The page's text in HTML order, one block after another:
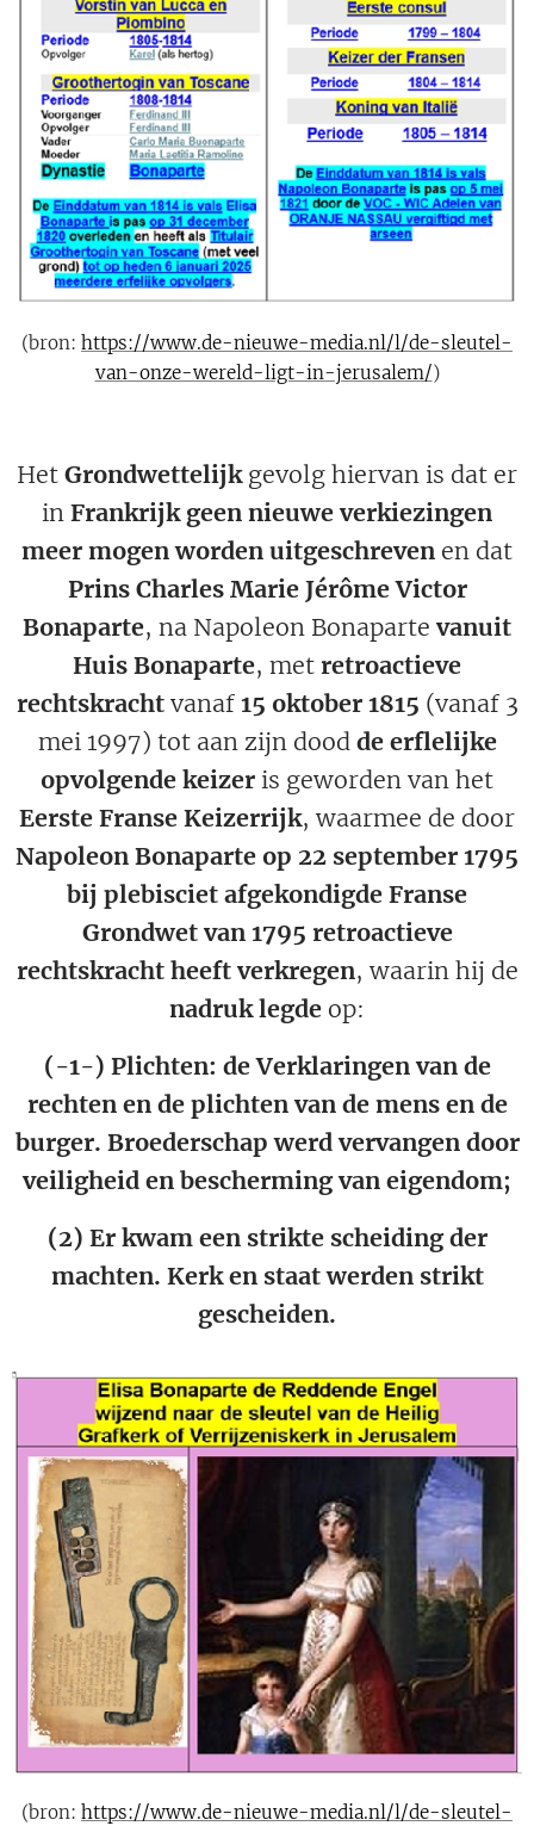
(bron: https://www.de-nieuwe-media.nl/l/de-sleutel-
van-onze-wereld-ligt-in-jerusalem/)
Het Grondwettelijk gevolg hiervan is dat er
in Frankrijk geen nieuwe verkiezingen
meer mogen worden uitgeschreven en dat
Prins Charles Marie Jérôme Victor
Bonaparte, na Napoleon Bonapartevanuit
Huis Bonaparte, met retroactieve
rechtskrachtvanaf 15 oktober 1815 (vanaf 3
mei 1997) tot aan zijn dood de erflelijke
opvolgende keizer is geworden van het
Eerste Franse Keizerrijk, waarmee de door
Napoleon Bonaparte op 22 september 1795
bij plebisciet afgekondigde Franse
Grondwet van 1795 retroactieve
rechtskracht heeft verkregen, waarin hij de
nadruk legde op:
(-1-) Plichten: deVerklaringen van de
rechten en de plichten van de mens en de
burger. Broederschap werd vervangen door
veiligheid en bescherming van eigendom;
(2) Er kwam een strikte scheiding der
machten. Kerk en staatwerden strikt
gescheiden.
(bron: https://www.de-nieuwe-media.nl/l/de-sleutel-